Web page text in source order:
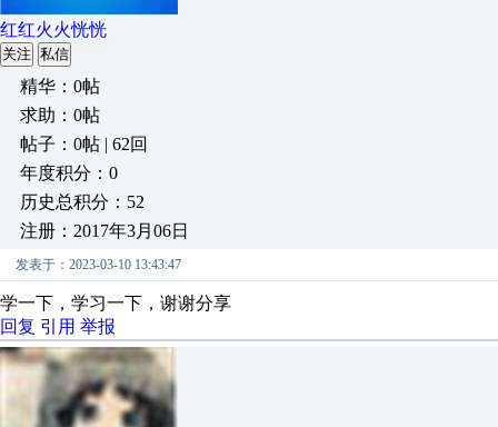
红红火火恍恍
关注 私信
精华：0帖
求助：0帖
帖子：0帖 | 62回
年度积分：0
历史总积分：52
注册：2017年3月06日
发表于：2023-03-10 13:43:47
学一下，学习一下，谢谢分享
回复 引用 举报